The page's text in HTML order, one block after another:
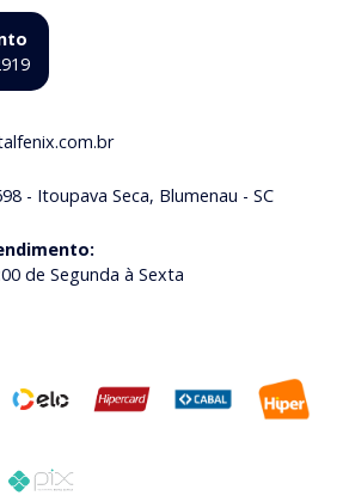
- Itoupava Seca, Blumenau - SC
:
de Segunda à Sexta